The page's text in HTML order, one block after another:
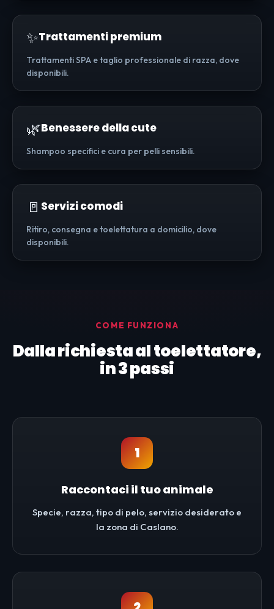
✨Trattamenti premium
Trattamenti SPA e taglio professionale di razza, dove
disponibili.
🌿Benessere della cute
Shampoo specifici e cura per pelli sensibili.
🚪 Servizi comodi
Ritiro, consegna e toelettatura a domicilio, dove
disponibili.
COME FUNZIONA
Dalla richiesta al toelettatore,
in 3 passi
1
Raccontaci il tuo animale
Specie, razza, tipo di pelo, servizio desiderato e
la zona di Caslano.